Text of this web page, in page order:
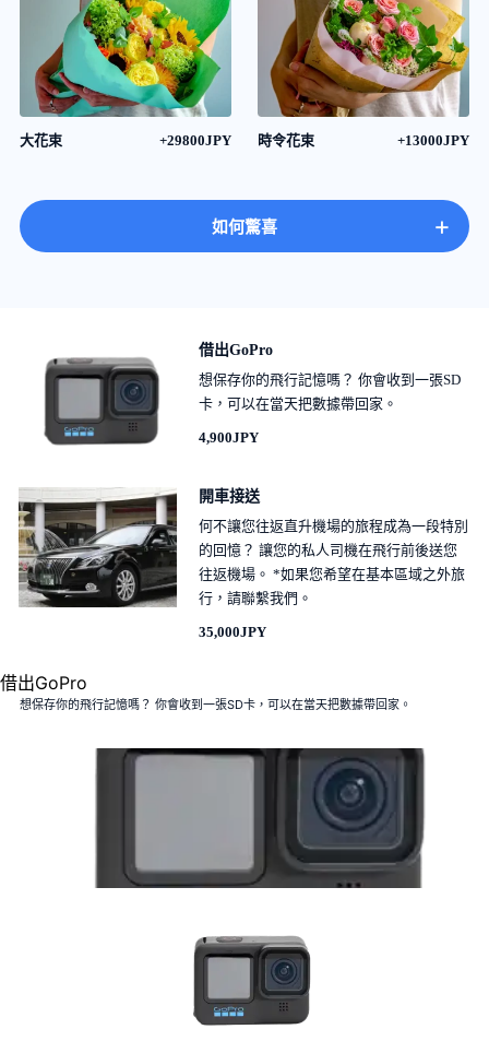
大花束 +29800JPY 時令花束 +13000JPY
如何驚喜 +
借出GoPro
想保存你的飛行記憶嗎？ 你會收到一張SD
卡，可以在當天把數據帶回家。
4,900JPY
開車接送
何不讓您往返直升機場的旅程成為一段特別
的回憶？ 讓您的私人司機在飛行前後送您
往返機場。 *如果您希望在基本區域之外旅
行，請聯繫我們。
35,000JPY
借出GoPro
想保存你的飛行記憶嗎？ 你會收到一張SD卡，可以在當天把數據帶回家。